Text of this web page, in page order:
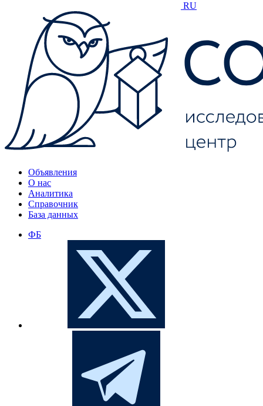
RU
Объявления
О нас
Аналитика
Справочник
База данных
ФБ